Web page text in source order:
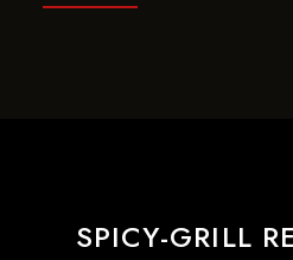
SPICY-GRILL